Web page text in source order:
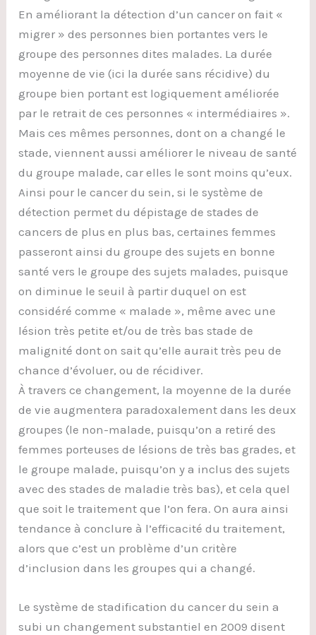
En améliorant la détection d’un cancer on fait «
migrer » des personnes bien portantes vers le
groupe des personnes dites malades. La durée
moyenne de vie (ici la durée sans récidive) du
groupe bien portant est logiquement améliorée
par le retrait de ces personnes « intermédiaires ».
Mais ces mêmes personnes, dont on a changé le
stade, viennent aussi améliorer le niveau de santé
du groupe malade, car elles le sont moins qu’eux.
Ainsi pour le cancer du sein, si le système de
détection permet du dépistage de stades de
cancers de plus en plus bas, certaines femmes
passeront ainsi du groupe des sujets en bonne
santé vers le groupe des sujets malades, puisque
on diminue le seuil à partir duquel on est
considéré comme « malade », même avec une
lésion très petite et/ou de très bas stade de
malignité dont on sait qu’elle aurait très peu de
chance d’évoluer, ou de récidiver.
À travers ce changement, la moyenne de la durée
de vie augmentera paradoxalement dans les deux
groupes (le non-malade, puisqu’on a retiré des
femmes porteuses de lésions de très bas grades, et
le groupe malade, puisqu’on y a inclus des sujets
avec des stades de maladie très bas), et cela quel
que soit le traitement que l’on fera. On aura ainsi
tendance à conclure à l’efficacité du traitement,
alors que c’est un problème d’un critère
d’inclusion dans les groupes qui a changé.
Le système de stadification du cancer du sein a
subi un changement substantiel en 2009 disent